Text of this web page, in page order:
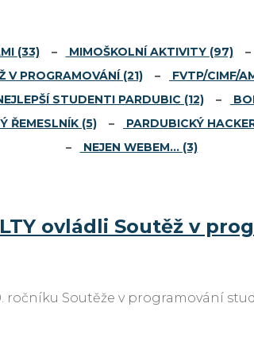
(33) MIMOŠKOLNÍ AKTIVITY (97)
V PROGRAMOVÁNÍ (21) FVTP/CIMF/
STUDENTI PARDUBIC (12)
ŘEMESLNÍK (5) PARDUBICKÝ
NEJEN WEBEM… (3)
ovládli Soutěž v
ročníku Soutěže v programování